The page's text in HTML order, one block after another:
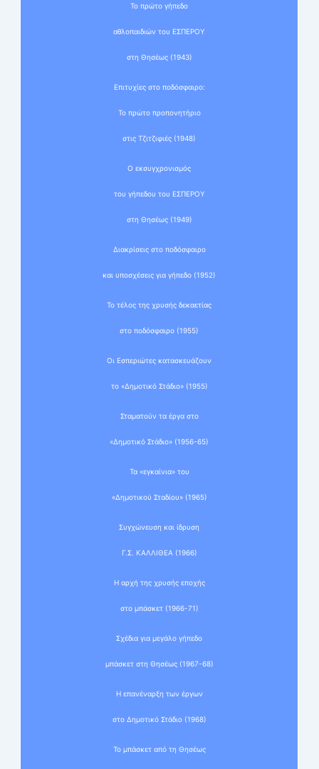
Το πρώτο γήπεδο
αθλοπαιδιών του ΕΣΠΕΡΟΥ
στη Θησέως (1943)
Επιτυχίες στο ποδόσφαιρο:
Το πρώτο προπονητήριο
στις Τζιτζιφιές (1948)
Ο εκσυγχρονισμός
του γήπεδου του ΕΣΠΕΡΟΥ
στη Θησέως (1949)
Διακρίσεις στο ποδόσφαιρο
και υποσχέσεις για γήπεδο (1952)
Το τέλος της χρυσής δεκαετίας
στο ποδόσφαιρο (1955)
Οι Εσπεριώτες κατασκευάζουν
το «Δημοτικό Στάδιο» (1955)
Σταματούν τα έργα στο
«Δημοτικό Στάδιο» (1956-65)
Τα «εγκαίνια» του
«Δημοτικού Σταδίου» (1965)
Συγχώνευση και ίδρυση
Γ.Σ. ΚΑΛΛΙΘΕΑ (1966)
Η αρχή της χρυσής εποχής
στο μπάσκετ (1966-71)
Σχέδια για μεγάλο γήπεδο
μπάσκετ στη Θησέως (1967-68)
Η επανέναρξη των έργων
στο Δημοτικό Στάδιο (1968)
Το μπάσκετ από τη Θησέως